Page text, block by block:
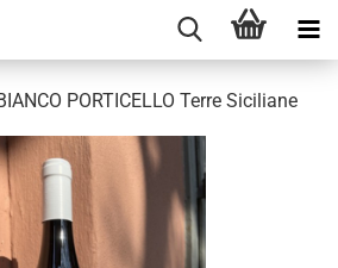
PORTICELLO Terre Siciliane